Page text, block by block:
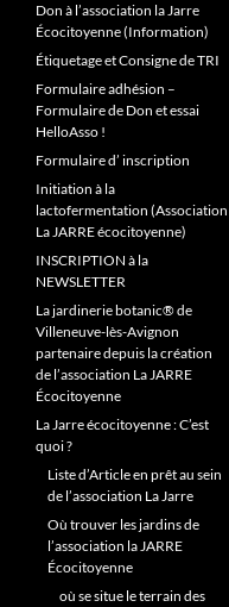
Don à l’association la Jarre
Écocitoyenne (Information)
Étiquetage et Consigne de TRI
Formulaire adhésion –
Formulaire de Don et essai
HelloAsso !
Formulaire d’ inscription
Initiation à la
lactofermentation (Association
La JARRE écocitoyenne)
INSCRIPTION à la
NEWSLETTER
La jardinerie botanic® de
Villeneuve-lès-Avignon
partenaire depuis la création
de l’association La JARRE
Écocitoyenne
La Jarre écocitoyenne : C’est
quoi ?
Liste d’Article en prêt au sein
de l’association La Jarre
Où trouver les jardins de
l’association la JARRE
Écocitoyenne
où se situe le terrain des